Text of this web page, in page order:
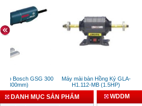
Bosch GSG 300
(300mm)
Máy mài bàn Hồng Ký GLA-
H1.112-MB (1.5HP)
DANH MỤC SẢN PHẨM WDDM